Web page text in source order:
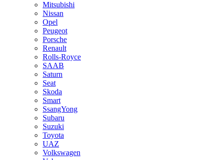
Mitsubishi
Nissan
Opel
Peugeot
Porsche
Renault
Rolls-Royce
SAAB
Saturn
Seat
Skoda
Smart
SsangYong
Subaru
Suzuki
Toyota
UAZ
Volkswagen